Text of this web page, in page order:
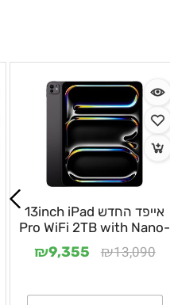
אייפד החדש 13inch iPad
Pro WiFi 2TB with Nano-
texture Glass
₪13,090
₪9,355